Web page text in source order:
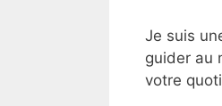
Je suis
guider au
votre